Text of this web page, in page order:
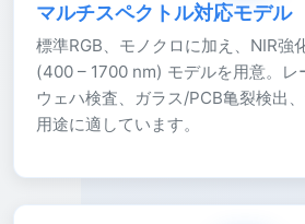
マルチスペクトル対応モデル
標準RGB、モノクロに加え、NIR強
(400 – 1700 nm) モデルを用意。レ
ウェハ検査、ガラス/PCB亀裂検出
用途に適しています。